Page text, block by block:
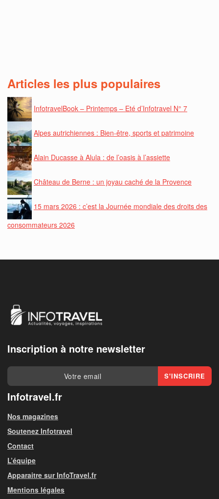
Articles les plus populaires
InfotravelBook – Printemps – Eté d’Infotravel N° 7
Alpes autrichiennes : Bien-être, sports et patrimoine
Alain Ducasse à Alula : de l’oasis à l’assiette
Château de Berne : un joyau caché de la Provence
15 mars 2026 : c’est la Journée mondiale des droits des
consommateurs 2026
Inscription à notre newsletter
Infotravel.fr
Nos magazines
Soutenez Infotravel
Contact
L’équipe
Apparaitre sur InfoTravel.fr
Mentions légales